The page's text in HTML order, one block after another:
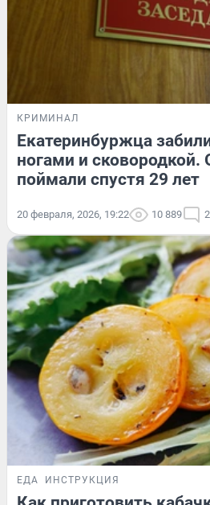
КРИМИНАЛ
Екатеринбуржца
ногами и сковородкой.
поймали спустя 29 лет
20 февраля, 2026, 19:22 10 889
ЕДА ИНСТРУКЦИЯ